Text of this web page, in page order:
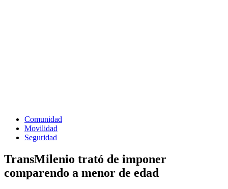
Comunidad
Movilidad
Seguridad
TransMilenio trató de imponer
comparendo a menor de edad